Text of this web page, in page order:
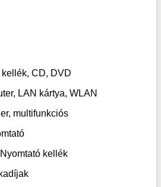
CD, DVD
LAN kártya, WLAN
multifunkciós
kellék